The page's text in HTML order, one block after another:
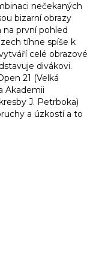
nečekaných
bizarní obrazy
na první pohled
tíhne spíše k
celé obrazové
divákovi.
21 (Velká
Akademii
J. Petrboka)
a úzkostí a to